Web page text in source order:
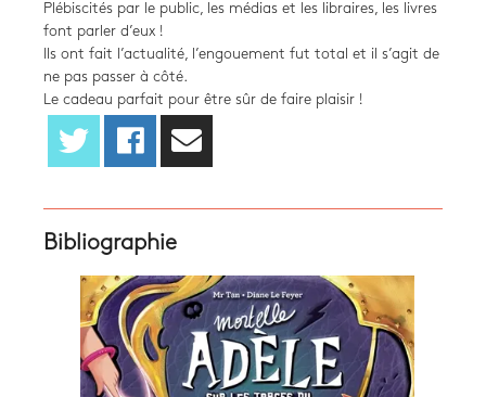
Plébiscités par le public, les médias et les libraires, les livres
font parler d’eux !
Ils ont fait l’actualité, l’engouement fut total et il s’agit de
ne pas passer à côté.
Le cadeau parfait pour être sûr de faire plaisir !
Bibliographie